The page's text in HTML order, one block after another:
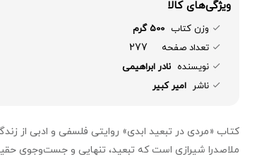
ویژگی‌های کالا
وزن کتاب 500 گرم
تعداد صفحه
277
نویسنده نادر ابراهیمی
ناشر امیر کبیر
کتاب «مردی در تبعید ابدی» روایتی فلسفی و ادبی از
ملاصدرا شیرازی است که تبعید، تنهایی و جست‌وجوی